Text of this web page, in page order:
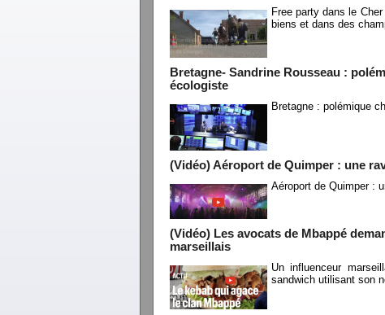
Free party dans le
biens et dans des
Bretagne- Sandrine Rousseau :
écologiste
Bretagne : polémique
(Vidéo) Aéroport de Quimper : une
Aéroport de Quimper :
(Vidéo) Les avocats de Mbappé
marseillais
Un influenceur
sandwich utilisant son